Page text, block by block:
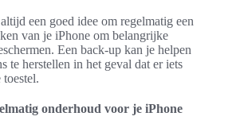
een goed idee om regelmatig een
van je iPhone om belangrijke
Een back-up kan je helpen
te herstellen in het geval dat er iets
toestel.
onderhoud voor je iPhone